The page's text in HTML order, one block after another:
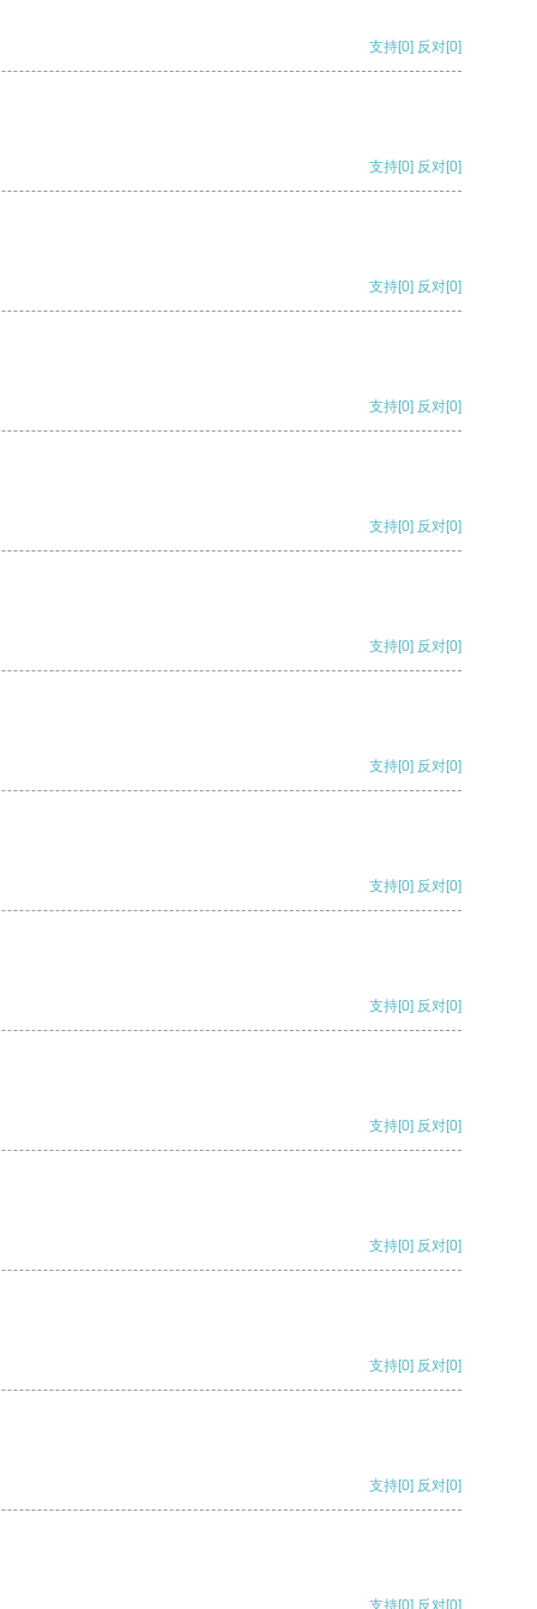
支持[0] 反对[0]
支持[0] 反对[0]
支持[0] 反对[0]
支持[0] 反对[0]
支持[0] 反对[0]
支持[0] 反对[0]
支持[0] 反对[0]
支持[0] 反对[0]
支持[0] 反对[0]
支持[0] 反对[0]
支持[0] 反对[0]
支持[0] 反对[0]
支持[0] 反对[0]
支持[0] 反对[0]